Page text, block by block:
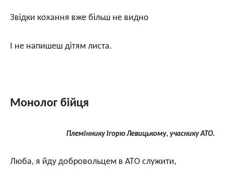
Звідки кохання вже більш не видно
І не напишеш дітям листа.
Монолог бійця
Племіннику Ігорю Левицькому, учаснику АТО.
Люба, я йду добровольцем в АТО служити,